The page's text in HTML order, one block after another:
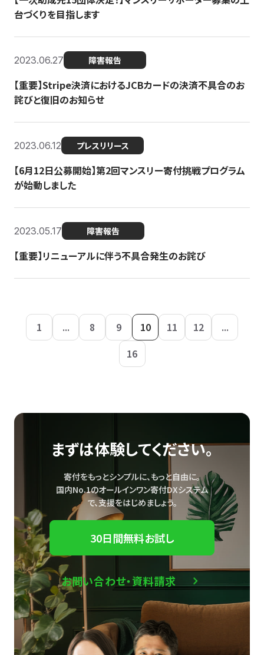
台づくりを目指します
2023.06.27 障害報告
【重要】Stripe決済におけるJCBカードの決済不具合のお
詫びと復旧のお知らせ
2023.06.12 プレスリリース
【6月12日公募開始】第2回マンスリー寄付挑戦プログラム
が始動しました
2023.05.17 障害報告
【重要】リニューアルに伴う不具合発生のお詫び
1 ... 8 9 10 11 12
...
16
まずは体験してください。
寄付をもっとシンプルに、もっと自由に。
国内No.1のオールインワン寄付DXシステム
で、支援をはじめましょう。
30日間無料お試し
お問い合わせ・資料請求